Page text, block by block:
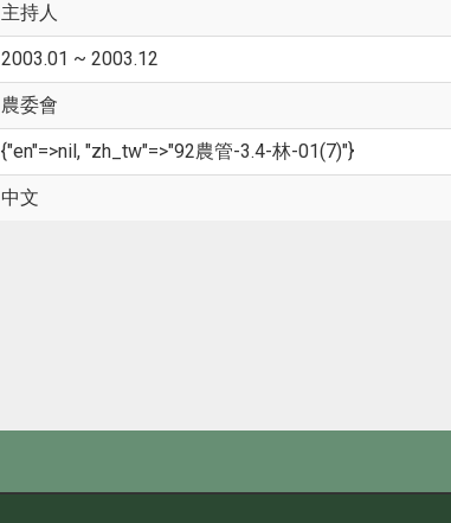
主持人
2003.01 ~ 2003.12
農委會
{"en"=>nil, "zh_tw"=>"92農管-3.4-林-01(7)"}
中文